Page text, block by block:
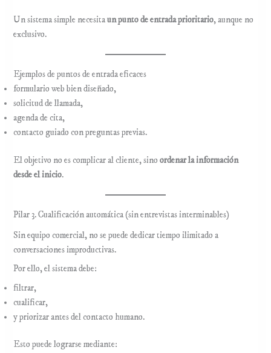
Un sistema simple necesitaun punto de entrada prioritario, aunque no
exclusivo.
Ejemplos de puntos de entrada eficaces
formulario web bien diseñado,
solicitud de llamada,
agenda de cita,
contacto guiado con preguntas previas.
El objetivo no es complicar al cliente, sinoordenar la información
desde el inicio.
Pilar 3. Cualificación automática (sin entrevistas interminables)
Sin equipo comercial, no se puede dedicar tiempo ilimitado a
conversaciones improductivas.
Por ello, el sistema debe:
filtrar,
cualificar,
y priorizar antes del contacto humano.
Esto puede lograrse mediante: